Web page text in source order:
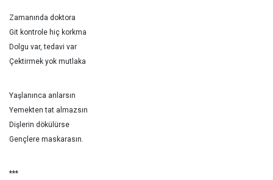
Zamanında doktora
Git kontrole hiç korkma
Dolgu var, tedavi var
Çektirmek yok mutlaka
Yaşlanınca anlarsın
Yemekten tat almazsın
Dişlerin dökülürse
Gençlere maskarasın.
***